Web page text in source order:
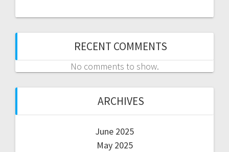
RECENT COMMENTS
No comments to show.
ARCHIVES
June 2025
May 2025